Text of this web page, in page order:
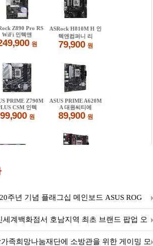
주년 기념 플래그십 메인보드 ASUS ROG
20 국내 출시 예정
세계백화점서 호남지역 최초 브랜드 팝업 오
족희망나눔재단에 소방관을 위한 게이밍 모